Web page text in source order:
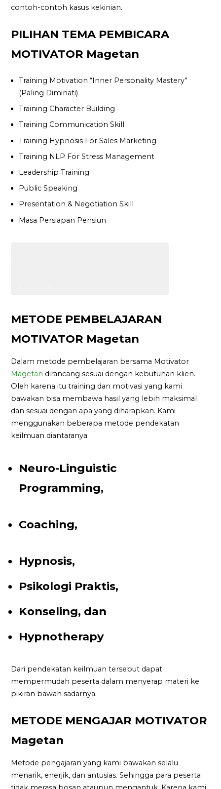
contoh-contoh kasus kekinian.
PILIHAN TEMA PEMBICARA
MOTIVATOR Magetan
Training Motivation “Inner Personality Mastery”
(Paling Diminati)
Training Character Building
Training Communication Skill
Training Hypnosis For Sales Marketing
Training NLP For Stress Management
Leadership Training
Public Speaking
Presentation & Negotiation Skill
Masa Persiapan Pensiun
METODE PEMBELAJARAN
MOTIVATOR Magetan
Dalam metode pembelajaran bersama Motivator
Magetan dirancang sesuai dengan kebutuhan klien.
Oleh karena itu training dan motivasi yang kami
bawakan bisa membawa hasil yang lebih maksimal
dan sesuai dengan apa yang diharapkan. Kami
menggunakan beberapa metode pendekatan
keilmuan diantaranya :
Neuro-Linguistic
Programming,
Coaching,
Hypnosis,
Psikologi Praktis,
Konseling, dan
Hypnotherapy
Dari pendekatan keilmuan tersebut dapat
mempermudah peserta dalam menyerap materi ke
pikiran bawah sadarnya.
METODE MENGAJAR MOTIVATOR
Magetan
Metode pengajaran yang kami bawakan selalu
menarik, enerjik, dan antusias. Sehingga para peserta